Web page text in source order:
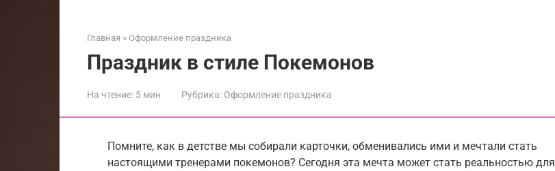
Главная » Оформление праздника
Праздник в стиле Покемонов
На чтение: 5 мин Рубрика: Оформление праздника
Помните, как в детстве мы собирали карточки, обменивались ими и мечтали стать
настоящими тренерами покемонов? Сегодня эта мечта может стать реальностью для